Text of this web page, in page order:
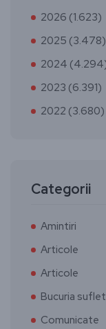
2026 (1.623)
2025 (3.478)
2024
2023 (6.391)
2022 (3.680)
Categorii
Amintiri
Articole
Articole
Bucuria
Comunicate